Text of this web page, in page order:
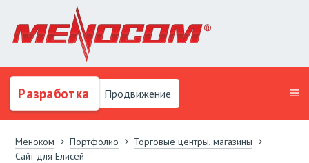
Разработка Продвижение
Меноком Портфолио
Торговые центры, магазины
Сайт для Елисей